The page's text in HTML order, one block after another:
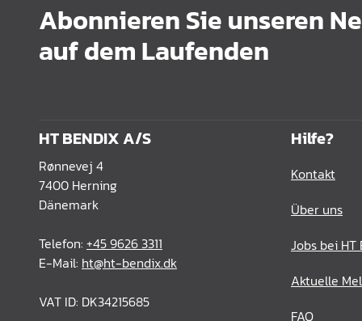
Abonnieren Sie unseren
auf dem Laufenden
HT BENDIX A/S
Rønnevej 4
7400 Herning
Dänemark
Telefon: +45 9626 3311
E-Mail: ht@ht-bendix.dk
VAT ID: DK34215685
Hilfe?
Kontakt
Über uns
Jobs bei HT
Aktuelle
FAQ